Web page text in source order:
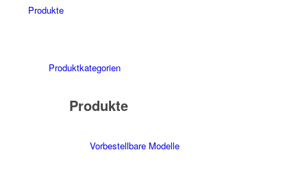
Produkte
Produktkategorien
Produkte
Vorbestellbare Modelle